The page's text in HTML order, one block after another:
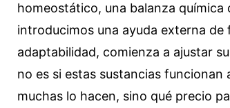
homeostático, una balanza
introducimos una ayuda externa
adaptabilidad, comienza a ajustar
no es si estas sustancias
muchas lo hacen, sino qué precio